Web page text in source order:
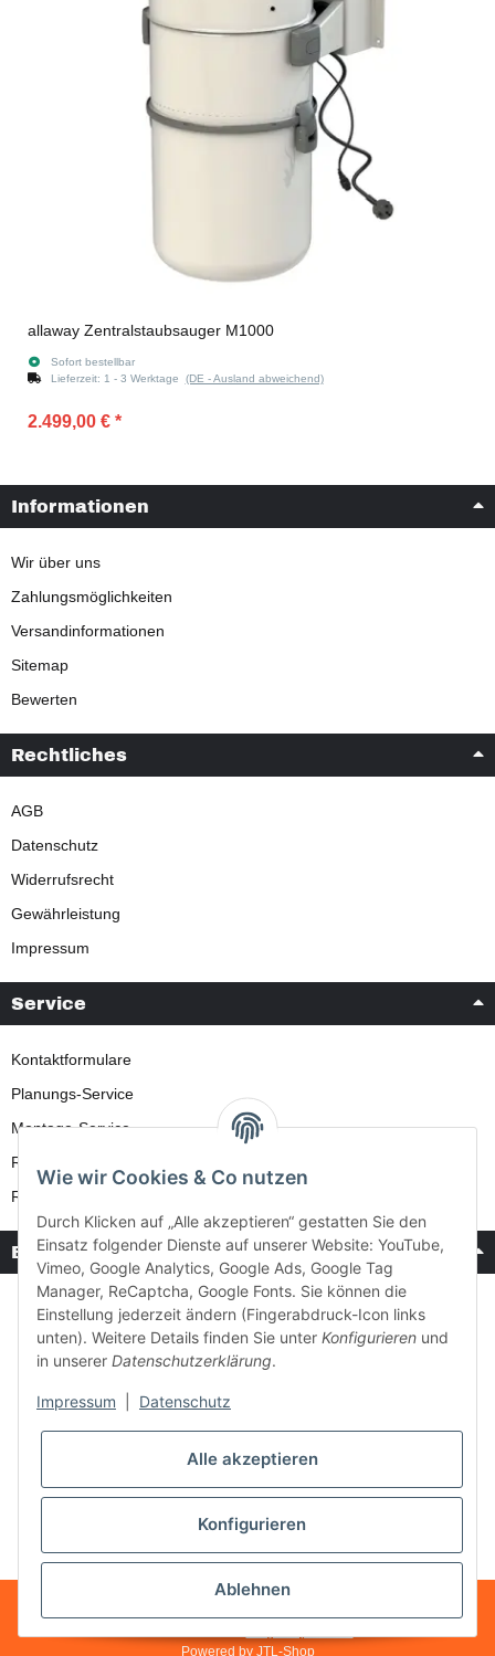
allaway Zentralstaubsauger M1000
Sofort bestellbar
Lieferzeit: 1 - 3 Werktage (DE - Ausland abweichend)
2.499,00 € *
Informationen
Wir über uns
Zahlungsmöglichkeiten
Versandinformationen
Sitemap
Bewerten
Rechtliches
AGB
Datenschutz
Widerrufsrecht
Gewährleistung
Impressum
Service
Kontaktformulare
Planungs-Service
Montage-Service
Reparatur-Service
Retouren-Service
Bezahlung & Versand
* Alle Preise inkl. gesetzlicher USt., zzgl.
Powered by JTL-Shop
Wie wir Cookies & Co nutzen
Durch Klicken auf „Alle akzeptieren“ gestatten Sie den
Einsatz folgender Dienste auf unserer Website: YouTube,
Vimeo, Google Analytics, Google Ads, Google Tag
Manager, ReCaptcha, Google Fonts. Sie können die
Einstellung jederzeit ändern (Fingerabdruck-Icon links
unten). Weitere Details finden Sie unter Konfigurieren und
in unserer Datenschutzerklärung.
Impressum Datenschutz
Alle akzeptieren
Konfigurieren
Ablehnen